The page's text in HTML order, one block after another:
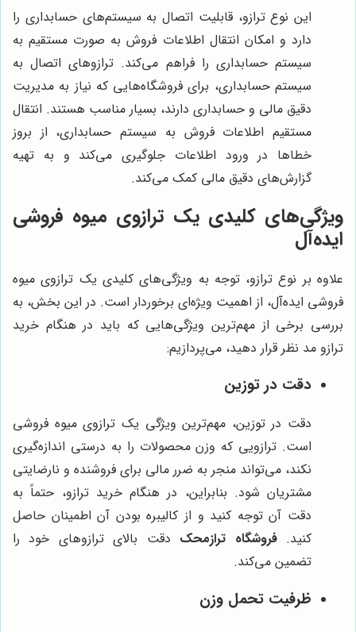
این نوع ترازو، قابلیت اتصال به سیستم‌های حسابداری را
دارد و امکان انتقال اطلاعات فروش به صورت مستقیم به
سیستم حسابداری را فراهم می‌کند. ترازوهای اتصال به
سیستم حسابداری، برای فروشگاه‌هایی که نیاز به مدیریت
دقیق مالی و حسابداری دارند، بسیار مناسب هستند. انتقال
مستقیم اطلاعات فروش به سیستم حسابداری، از بروز
خطاها در ورود اطلاعات جلوگیری می‌کند و به تهیه
گزارش‌های دقیق مالی کمک می‌کند.
ویژگی‌های کلیدی یک ترازوی میوه فروشی
ایده‌آل
علاوه بر نوع ترازو، توجه به ویژگی‌های کلیدی یک ترازوی میوه
فروشی ایده‌آل، از اهمیت ویژه‌ای برخوردار است. در این بخش، به
بررسی برخی از مهم‌ترین ویژگی‌هایی که باید در هنگام خرید
ترازو مد نظر قرار دهید، می‌پردازیم:
دقت در توزین
دقت در توزین، مهم‌ترین ویژگی یک ترازوی میوه فروشی
است. ترازویی که وزن محصولات را به درستی اندازه‌گیری
نکند، می‌تواند منجر به ضرر مالی برای فروشنده و نارضایتی
مشتریان شود. بنابراین، در هنگام خرید ترازو، حتماً به
دقت آن توجه کنید و از کالیبره بودن آن اطمینان حاصل
کنید.فروشگاه ترازمحک دقت بالای ترازوهای خود را
تضمین می‌کند.
ظرفیت تحمل وزن